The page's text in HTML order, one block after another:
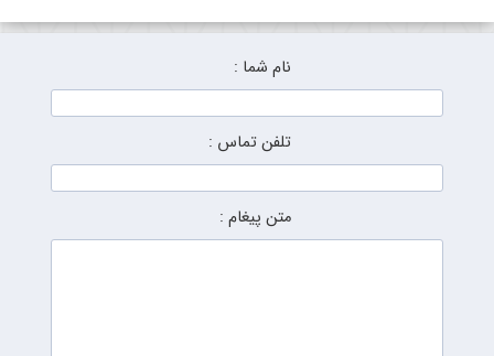
نام شما :
تلفن تماس :
متن پیغام :